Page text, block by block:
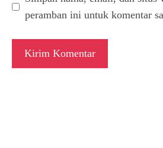
peramban ini untuk komentar